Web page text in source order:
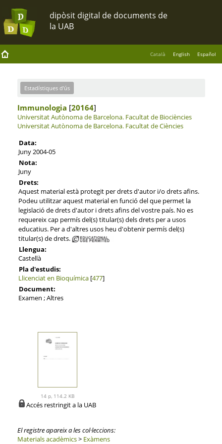
Català English Español
Estadístiques d'ús
Immunologia [20164]
Universitat Autònoma de Barcelona. Facultat de Biociències
Universitat Autònoma de Barcelona. Facultat de Ciències
Data:
Juny 2004-05
Nota:
Juny
Drets:
Aquest material està protegit per drets d'autor i/o drets afins.
Podeu utilitzar aquest material en funció del que permet la
legislació de drets d'autor i drets afins del vostre país. No es
requereix cap permís del(s) titular(s) dels drets per a usos
educatius. Per a d'altres usos heu d'obtenir permís del(s)
titular(s) de drets.
Llengua:
Castellà
Pla d'estudis:
Llicenciat en Bioquímica[477]
Document:
Examen ; Altres
14 p, 114.2 KB
Accés restringit a la UAB
El registre apareix a les col·leccions:
Materials acadèmics> Exàmens